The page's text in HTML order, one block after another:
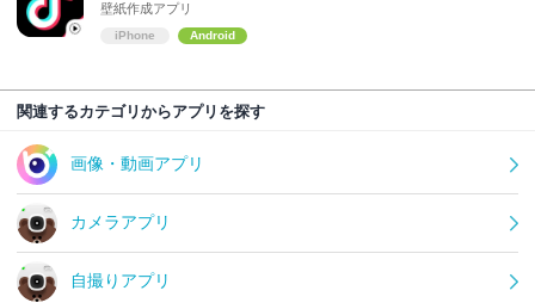
壁紙作成アプリ
iPhone Android
関連するカテゴリからアプリを探す
画像・動画アプリ
カメラアプリ
自撮りアプリ